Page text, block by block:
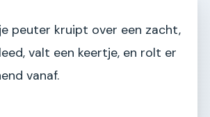
peuter kruipt over een zacht,
valt een keertje, en rolt er
vanaf.